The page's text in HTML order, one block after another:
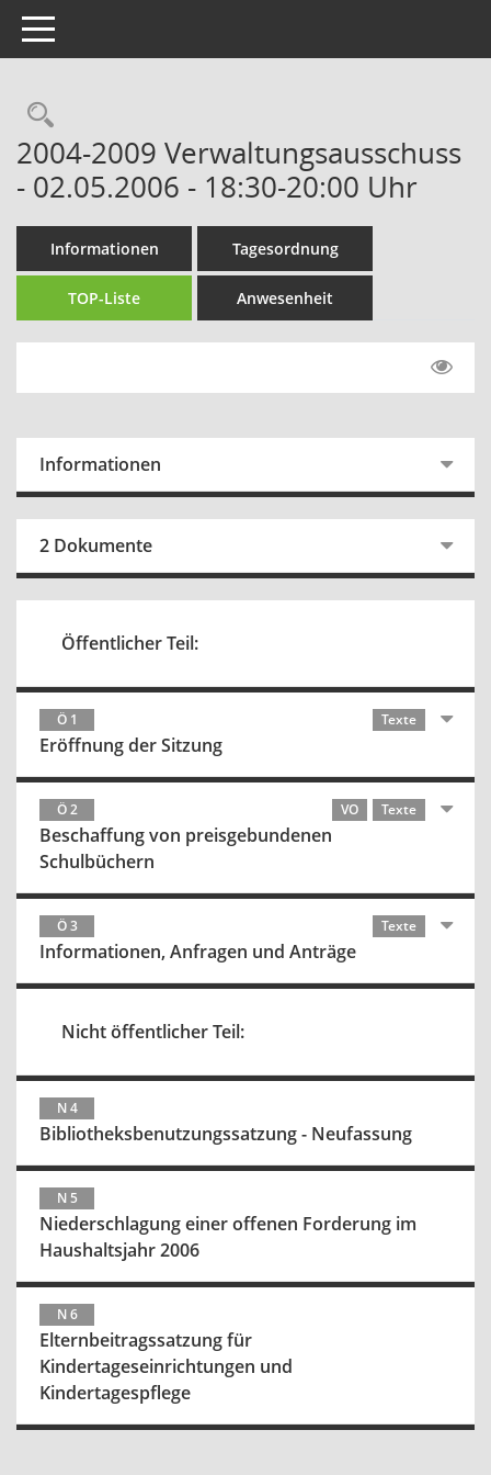
Toggle navigation
Rechercheauswahl
2004-2009 Verwaltungsausschuss
- 02.05.2006 - 18:30-20:00 Uhr
Informationen Tagesordnung
TOP-Liste Anwesenheit
Informationen
2 Dokumente
Öffentlicher Teil:
Ö 1 Texte
Eröffnung der Sitzung
Ö 2 VO Texte
Beschaffung von preisgebundenen
Schulbüchern
Ö 3 Texte
Informationen, Anfragen und Anträge
Nicht öffentlicher Teil:
N 4
Bibliotheksbenutzungssatzung - Neufassung
N 5
Niederschlagung einer offenen Forderung im
Haushaltsjahr 2006
N 6
Elternbeitragssatzung für
Kindertageseinrichtungen und
Kindertagespflege